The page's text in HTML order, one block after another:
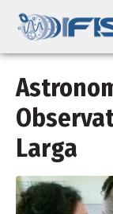
Larga